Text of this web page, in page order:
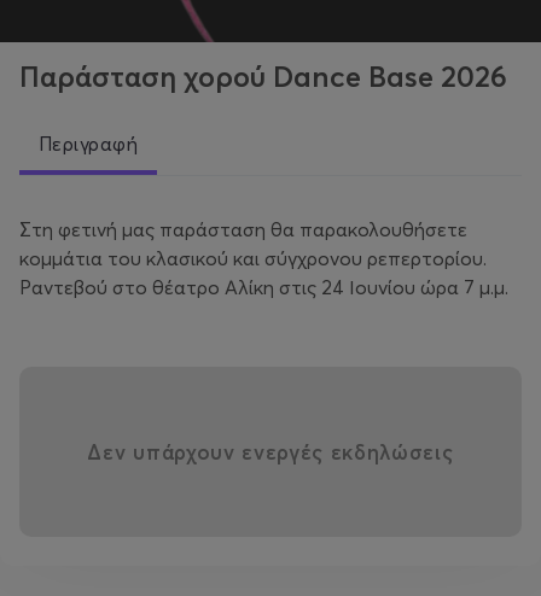
Παράσταση χορού Dance Base 2026
Περιγραφή
Στη φετινή μας παράσταση θα παρακολουθήσετε
κομμάτια του κλασικού και σύγχρονου ρεπερτορίου.
Ραντεβού στο θέατρο Αλίκη στις 24 Ιουνίου ώρα 7 μ.μ.
Δεν υπάρχουν ενεργές εκδηλώσεις